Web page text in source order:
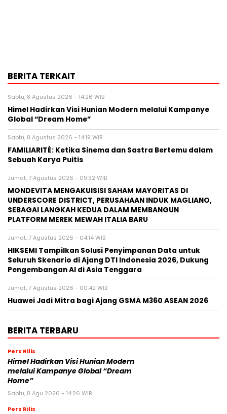
BERITA TERKAIT
Sabtu, 8 Agustus 2026 - 14:26 WIB
Himel Hadirkan Visi Hunian Modern melalui Kampanye
Global “Dream Home”
Sabtu, 8 Agustus 2026 - 14:19 WIB
FAMILIARITÉ: Ketika Sinema dan Sastra Bertemu dalam
Sebuah Karya Puitis
Jumat, 7 Agustus 2026 - 09:32 WIB
MONDEVITA MENGAKUISISI SAHAM MAYORITAS DI
UNDERSCORE DISTRICT, PERUSAHAAN INDUK MAGLIANO,
SEBAGAI LANGKAH KEDUA DALAM MEMBANGUN
PLATFORM MEREK MEWAH ITALIA BARU
Jumat, 7 Agustus 2026 - 04:14 WIB
HIKSEMI Tampilkan Solusi Penyimpanan Data untuk
Seluruh Skenario di Ajang DTI Indonesia 2026, Dukung
Pengembangan AI di Asia Tenggara
Jumat, 7 Agustus 2026 - 00:42 WIB
Huawei Jadi Mitra bagi Ajang GSMA M360 ASEAN 2026
BERITA TERBARU
Pers Rilis
Himel Hadirkan Visi Hunian Modern
melalui Kampanye Global “Dream
Home”
Sabtu, 8 Agu 2026 - 14:26 WIB
Pers Rilis